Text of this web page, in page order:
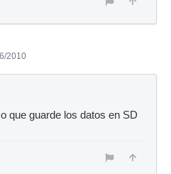
2010
que guarde los datos en SD